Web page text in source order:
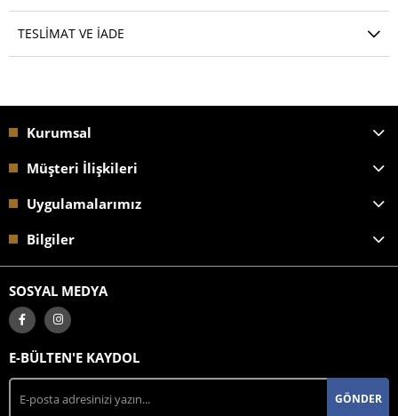
TESLIMAT VE İADE
Kurumsal
Müşteri İlişkileri
Uygulamalarımız
Bilgiler
SOSYAL MEDYA
E-BÜLTEN'E KAYDOL
GÖNDER